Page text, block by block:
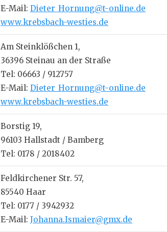
E-Mail: Dieter_Hornung@t-online.de
www.krebsbach-westies.de
Am Steinklößchen 1,
36396 Steinau an der Straße
Tel: 06663 / 912757
E-Mail: Dieter_Hornung@t-online.de
www.krebsbach-westies.de
Borstig 19,
96103 Hallstadt / Bamberg
Tel: 0178 / 2018402
Feldkirchener Str. 57,
85540 Haar
Tel: 0177 / 3942932
E-Mail: Johanna.Ismaier@gmx.de